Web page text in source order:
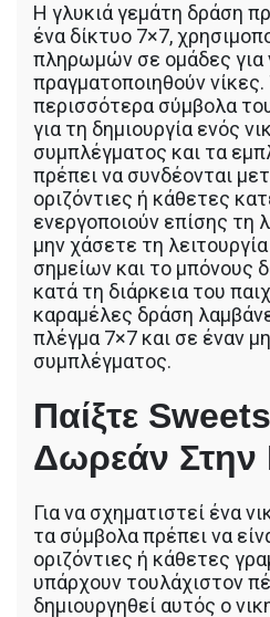
Η γλυκιά γεμάτη δράση
ένα δίκτυο 7×7,
πληρωμών σε ομάδες για
πραγματοποιηθούν
περισσότερα σύμβολα
για τη δημιουργία ενός
συμπλέγματος και τα
πρέπει να συνδέονται
οριζόντιες ή κάθετες
ενεργοποιούν επίσης τη
μην χάσετε τη
σημείων και το μπόνους
κατά τη διάρκεια του
καραμέλες δράση
πλέγμα 7×7 και σε έναν
συμπλέγματος.
Παίξτε
Δωρεάν Στην
Για να σχηματιστεί ένα
τα σύμβολα πρέπει να
οριζόντιες ή κάθετες
υπάρχουν τουλάχιστον
δημιουργηθεί αυτός ο